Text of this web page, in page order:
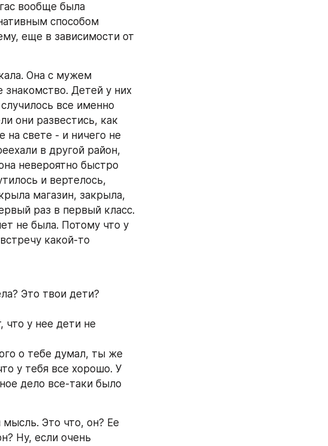
вообще была
способом
еще в зависимости от
Она с мужем
Детей у них
все именно
они развестись, как
на свете - и ничего не
в другой район,
невероятно быстро
и вертелось,
магазин, закрыла,
раз в первый класс.
не была. Потому что у
какой-то
Это твои дети?
что у нее дети не
о тебе думал, ты же
у тебя все хорошо. У
дело все-таки было
мысль. Это что, он? Ее
Ну, если очень